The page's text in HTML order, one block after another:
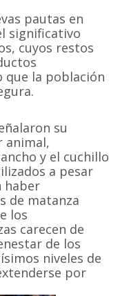
pautas en
significativo
cuyos restos
que la población
su
animal,
y el cuchillo
a pesar
haber
de matanza
los
carecen de
de los
niveles de
por